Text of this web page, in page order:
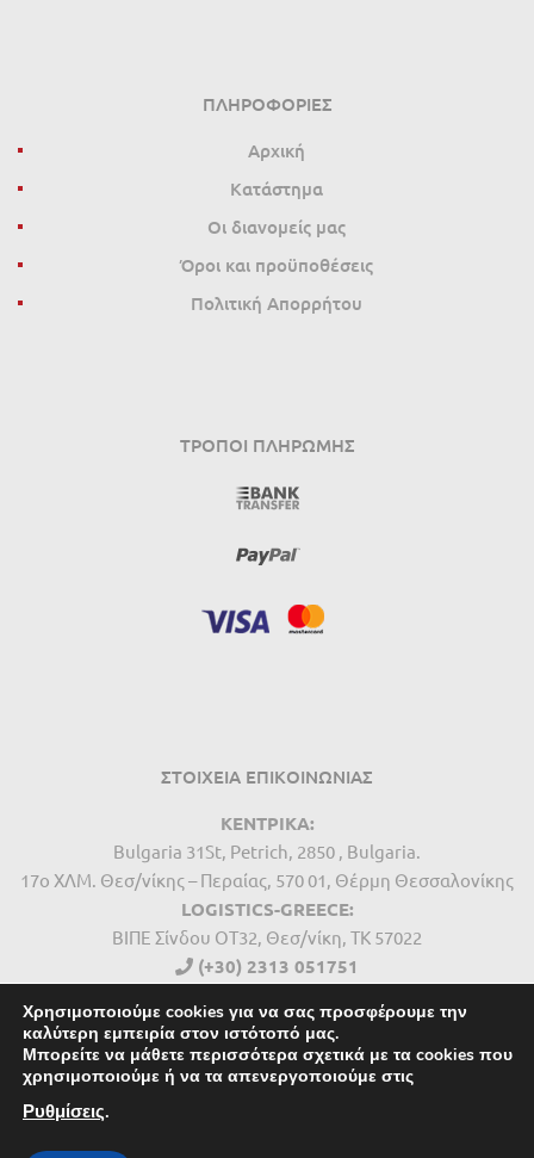
ΠΛΗΡΟΦΟΡΊΕΣ
Αρχική
Κατάστημα
Οι διανομείς μας
Όροι και προϋποθέσεις
Πολιτική Απορρήτου
ΤΡΌΠΟΙ ΠΛΗΡΩΜΉΣ
ΣΤΟΙΧΕΙΑ ΕΠΙΚΟΙΝΩΝΙΑΣ
ΚΕΝΤΡΙΚΑ:
Bulgaria 31St, Petrich, 2850 , Bulgaria.
17ο ΧΛΜ. Θεσ/νίκης – Περαίας, 570 01, Θέρμη Θεσσαλονίκης
LOGISTICS-GREECE:
BIΠΕ Σίνδου ΟΤ32, Θεσ/νίκη, ΤΚ 57022
(+30) 2313 051751
info@mech-group.com
Δευτέρα – Παρασκευή : 8:30 – 16:30
Σάββατο- Κυριακή : Κλειστά
Χρησιμοποιούμε cookies για να σας προσφέρουμε την
καλύτερη εμπειρία στον ιστότοπό μας.
Μπορείτε να μάθετε περισσότερα σχετικά με τα cookies που
χρησιμοποιούμε ή να τα απενεργοποιούμε στις
Ρυθμίσεις.